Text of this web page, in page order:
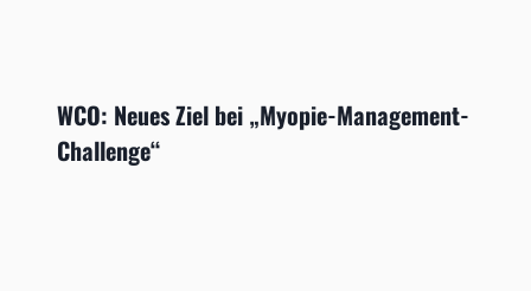
WCO: Neues Ziel bei „Myopie-Management-
Challenge“